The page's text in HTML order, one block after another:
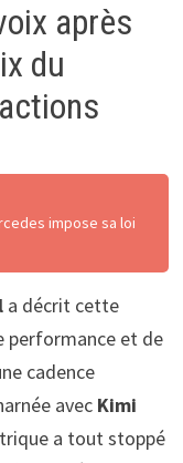
après
du
impose sa loi
a décrit cette
performance et de
cadence
avec Kimi
a tout stoppé